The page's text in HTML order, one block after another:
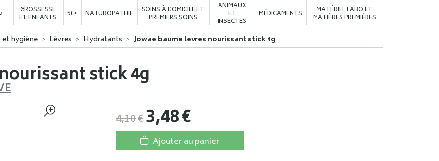
GROSSESSE
ET ENFANTS 50+ NATUROPATHIE SOINS À DOMICILE ET
PREMIERS SOINS
ANIMAUX
ET
INSECTES
MÉDICAMENTS MATÉRIEL LABO ET
MATIÈRES PREMIÈRES
et hygiène Lèvres Hydratants Jowae baume levres nourissant stick 4g
stick 4g
4,10€3,48€
Ajouter au panier